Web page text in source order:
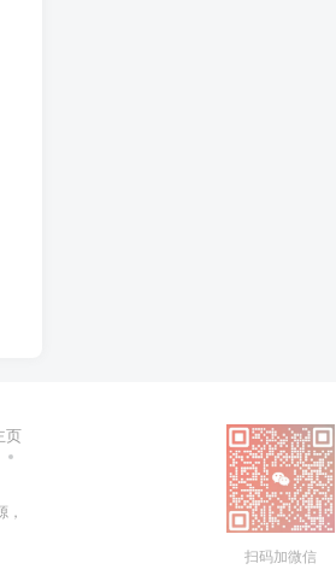
页
扫码加微信